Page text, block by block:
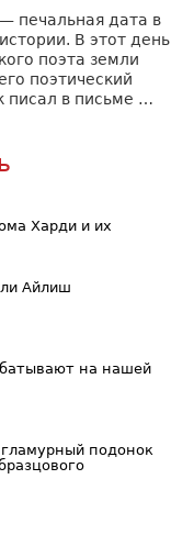
печальная дата в
В этот день
поэта земли
поэтический
писал в письме …
Харди и их
Айлиш
на нашей
подонок